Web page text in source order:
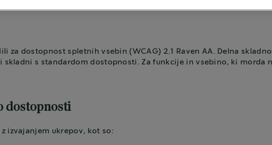
za dostopnost spletnih vsebin (WCAG) 2.1 Raven AA. Delna
skladni s standardom dostopnosti. Za funkcije in vsebino, ki morda
dostopnosti
izvajanjem ukrepov, kot so: